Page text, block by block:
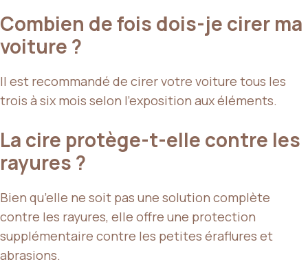
Combien de fois dois-je cirer ma
voiture ?
Il est recommandé de cirer votre voiture tous les
trois à six mois selon l’exposition aux éléments.
La cire protège-t-elle contre les
rayures ?
Bien qu’elle ne soit pas une solution complète
contre les rayures, elle offre une protection
supplémentaire contre les petites éraflures et
abrasions.